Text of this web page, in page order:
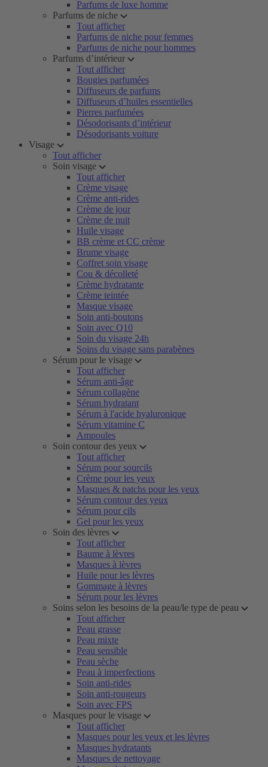
Parfums de luxe homme
Parfums de niche
Tout afficher
Parfums de niche pour femmes
Parfums de niche pour hommes
Parfums d’intérieur
Tout afficher
Bougies parfumées
Diffuseurs de parfums
Diffuseurs d’huiles essentielles
Pierres parfumées
Désodorisants d’intérieur
Désodorisants voiture
Visage
Tout afficher
Soin visage
Tout afficher
Crème visage
Crème anti-rides
Crème de jour
Crème de nuit
Huile visage
BB crème et CC crème
Brume visage
Coffret soin visage
Cou & décolleté
Crème hydratante
Crème teintée
Masque visage
Soin anti-boutons
Soin avec Q10
Soin du visage 24h
Soins du visage sans parabènes
Sérum pour le visage
Tout afficher
Sérum anti-âge
Sérum collagène
Sérum hydratant
Sérum à l'acide hyaluronique
Sérum vitamine C
Ampoules
Soin contour des yeux
Tout afficher
Sérum pour sourcils
Crème pour les yeux
Masques & patchs pour les yeux
Sérum contour des yeux
Sérum pour cils
Gel pour les yeux
Soin des lèvres
Tout afficher
Baume à lèvres
Masques à lèvres
Huile pour les lèvres
Gommage à lèvres
Sérum pour les lèvres
Soins selon les besoins de la peau/le type de peau
Tout afficher
Peau grasse
Peau mixte
Peau sensible
Peau sèche
Peau à imperfections
Soin anti-rides
Soin anti-rougeurs
Soin avec FPS
Masques pour le visage
Tout afficher
Masques pour les yeux et les lèvres
Masques hydratants
Masques de nettoyage